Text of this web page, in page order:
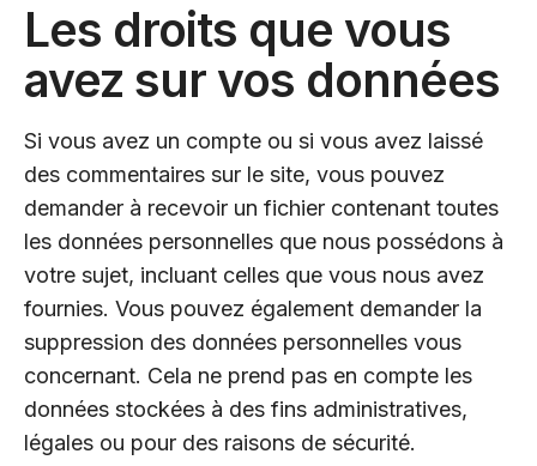
Les droits que vous
avez sur vos données
Si vous avez un compte ou si vous avez laissé
des commentaires sur le site, vous pouvez
demander à recevoir un fichier contenant toutes
les données personnelles que nous possédons à
votre sujet, incluant celles que vous nous avez
fournies. Vous pouvez également demander la
suppression des données personnelles vous
concernant. Cela ne prend pas en compte les
données stockées à des fins administratives,
légales ou pour des raisons de sécurité.